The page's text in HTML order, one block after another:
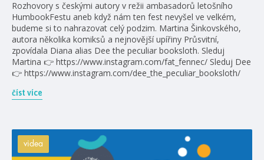
Rozhovory s českými autory v režii ambasadorů letošního
HumbookFestu aneb když nám ten fest nevyšel ve velkém,
budeme si to nahrazovat celý podzim. Martina Šinkovského,
autora několika komiksů a nejnovější upířiny Průsvitní,
zpovídala Diana alias Dee the peculiar booksloth. Sleduj
Martina 👉 https://www.instagram.com/fat_fennec/ Sleduj Dee
👉 https://www.instagram.com/dee_the_peculiar_booksloth/
číst více
videa